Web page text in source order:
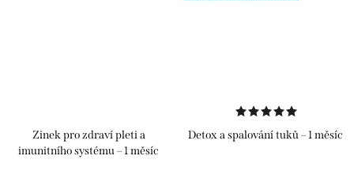
Zinek pro zdraví pleti a
imunitního systému – 1 měsíc
Detox a spalování tuků – 1 měsíc